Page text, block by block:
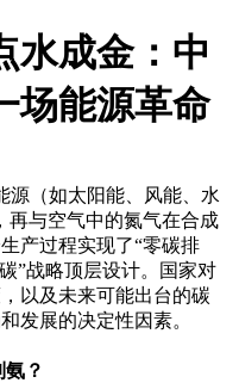
水成金：中
场能源革命
源（如太阳能、风能、水
再与空气中的氮气在合成
产过程实现了“零碳排
”战略顶层设计。国家对
以及未来可能出台的碳
发展的决定性因素。
？